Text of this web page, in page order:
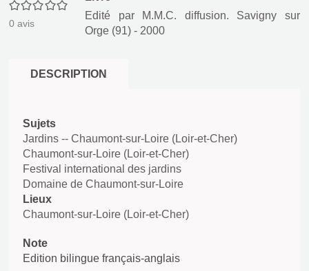
0/5
0 avis
Edité par
M.M.C. diffusion. Savigny sur
Orge (91) - 2000
DESCRIPTION
Sujets
Jardins -- Chaumont-sur-Loire (Loir-et-Cher)
Chaumont-sur-Loire (Loir-et-Cher)
Festival international des jardins
Domaine de Chaumont-sur-Loire
Lieux
Chaumont-sur-Loire (Loir-et-Cher)
Note
Edition bilingue français-anglais